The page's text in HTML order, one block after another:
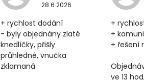
28.6.2026
+ rychlost dodání
- byly objednány zlaté
knedlíčky, přišly
průhledné, vnučka
zklamaná
+
+
+ řešení
ve 13